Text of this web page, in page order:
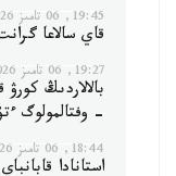
19:45, 06 تامىز 2026
قاي سالاعا
19:27, 06 تامىز 2026
بالالاردىڭ
- وفتالمولوگ
18:44, 06 تامىز 2026
استانادا